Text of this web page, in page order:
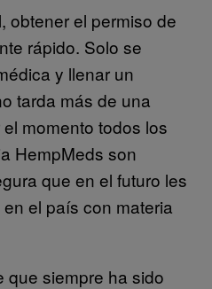
obtener el permiso de
rápido. Solo se
y llenar un
tarda más de una
momento todos los
HempMeds son
que en el futuro les
el país con materia
que siempre ha sido